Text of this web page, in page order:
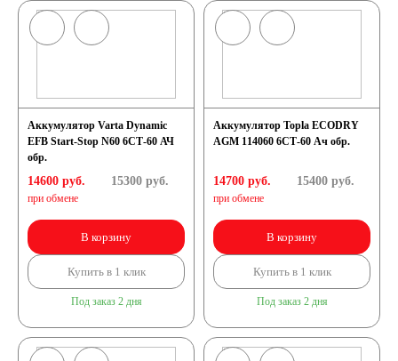
Аккумулятор Varta Dynamic
EFB Start-Stop N60 6СТ-60 АЧ
обр.
14600 руб.
при обмене
15300руб.
В корзину
Купить в 1 клик
Под заказ 2 дня
Аккумулятор Topla ECODRY
AGM 114060 6СТ-60 Ач обр.
14700 руб.
при обмене
15400руб.
В корзину
Купить в 1 клик
Под заказ 2 дня